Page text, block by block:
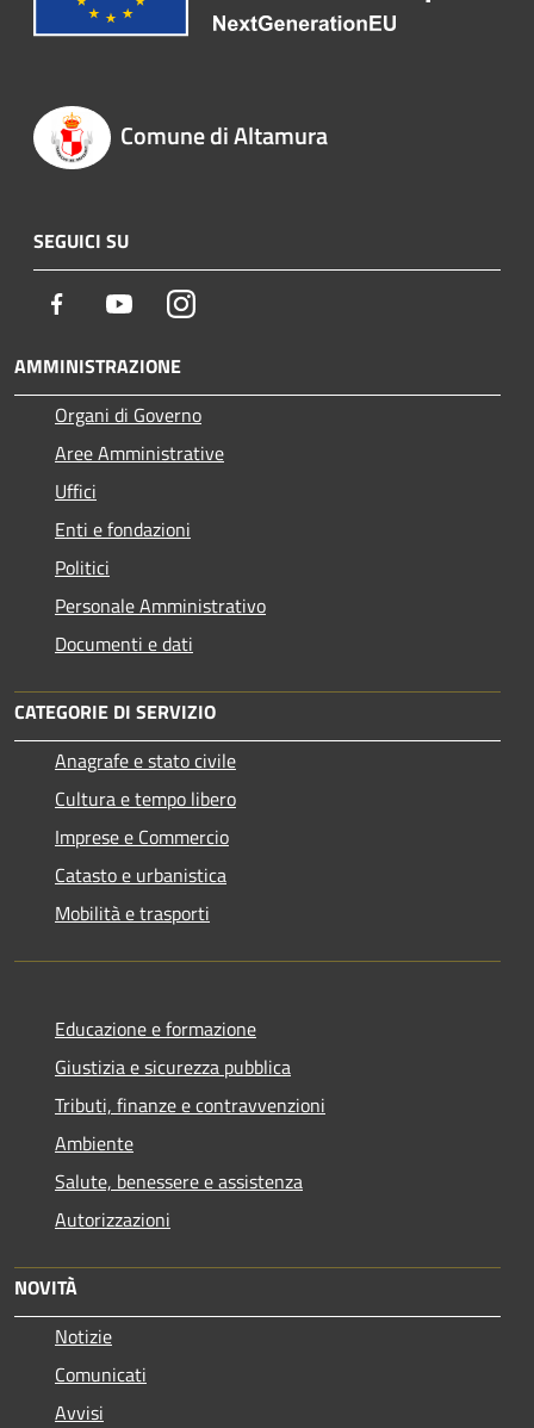
Comune di Altamura
SEGUICI SU
Facebook YoutubeInstagram
AMMINISTRAZIONE
Organi di Governo
Aree Amministrative
Uffici
Enti e fondazioni
Politici
Personale Amministrativo
Documenti e dati
CATEGORIE DI SERVIZIO
Anagrafe e stato civile
Cultura e tempo libero
Imprese e Commercio
Catasto e urbanistica
Mobilità e trasporti
Educazione e formazione
Giustizia e sicurezza pubblica
Tributi, finanze e contravvenzioni
Ambiente
Salute, benessere e assistenza
Autorizzazioni
NOVITÀ
Notizie
Comunicati
Avvisi